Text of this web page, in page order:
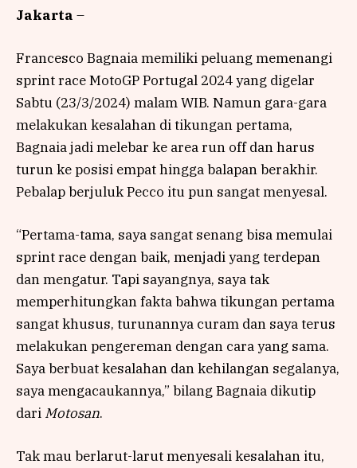
Jakarta –
Francesco Bagnaia memiliki peluang memenangi
sprint race MotoGP Portugal 2024 yang digelar
Sabtu (23/3/2024) malam WIB. Namun gara-gara
melakukan kesalahan di tikungan pertama,
Bagnaia jadi melebar ke area run off dan harus
turun ke posisi empat hingga balapan berakhir.
Pebalap berjuluk Pecco itu pun sangat menyesal.
“Pertama-tama, saya sangat senang bisa memulai
sprint race dengan baik, menjadi yang terdepan
dan mengatur. Tapi sayangnya, saya tak
memperhitungkan fakta bahwa tikungan pertama
sangat khusus, turunannya curam dan saya terus
melakukan pengereman dengan cara yang sama.
Saya berbuat kesalahan dan kehilangan segalanya,
saya mengacaukannya,” bilang Bagnaia dikutip
dari Motosan.
Tak mau berlarut-larut menyesali kesalahan itu,